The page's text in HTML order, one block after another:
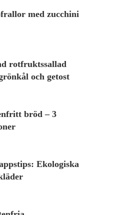
med zucchini
rotfruktssallad
och getost
bröd – 3
Ekologiska